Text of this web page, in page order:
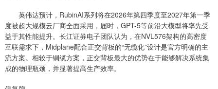
英伟达预计，RubinAI系列将在2026年第四季度至2027年第一季
度被超大规模云厂商全面采用，届时，GPT-5等前沿大模型将率先受
益于其性能提升。长江证券电子团队认为，在NVL576架构的高密度
互联需求下，Midplane配合正交背板的“无缆化”设计是官方明确的主
流方案。相较于铜缆方案，正交背板最大的优势在于能够解决系统集
成的物理瓶颈，并显著提高生产效率。